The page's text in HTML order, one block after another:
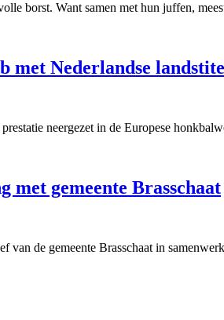
borst. Want samen met hun juffen,
met Nederlandse
neergezet in de Europese
met gemeente Brasschaat
de gemeente Brasschaat in